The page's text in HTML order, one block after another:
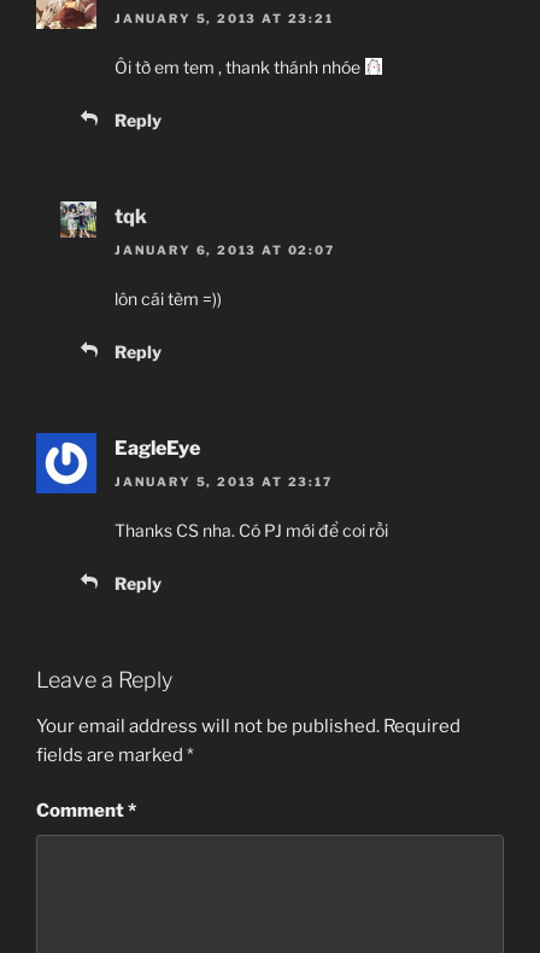
JANUARY 5, 2013 AT 23:21
Ôi tờ em tem , thank thánh nhóe
Reply
tqk
JANUARY 6, 2013 AT 02:07
lôn cái tèm =))
Reply
EagleEye
JANUARY 5, 2013 AT 23:17
Thanks CS nha. Có PJ mới để coi rồi
Reply
Leave a Reply
Your email address will not be published. Required
fields are marked *
Comment*